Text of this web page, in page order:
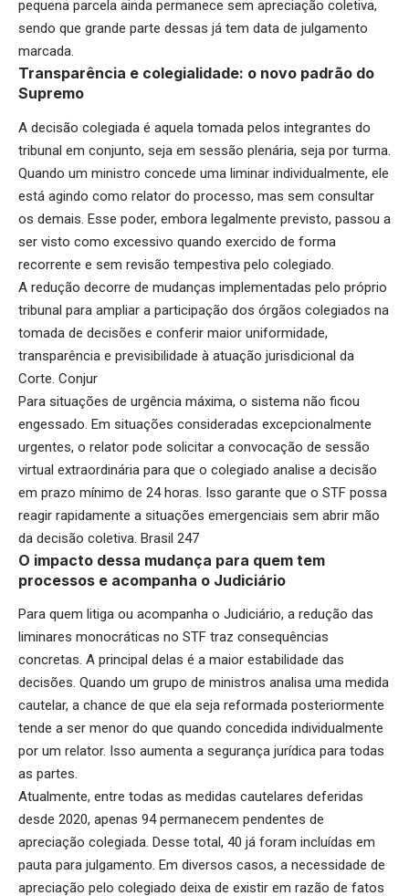
pequena parcela ainda permanece sem apreciação coletiva,
sendo que grande parte dessas já tem data de julgamento
marcada.
Transparência e colegialidade: o novo padrão do
Supremo
A decisão colegiada é aquela tomada pelos integrantes do
tribunal em conjunto, seja em sessão plenária, seja por turma.
Quando um ministro concede uma liminar individualmente, ele
está agindo como relator do processo, mas sem consultar
os demais. Esse poder, embora legalmente previsto, passou a
ser visto como excessivo quando exercido de forma
recorrente e sem revisão tempestiva pelo colegiado.
A redução decorre de mudanças implementadas pelo próprio
tribunal para ampliar a participação dos órgãos colegiados na
tomada de decisões e conferir maior uniformidade,
transparência e previsibilidade à atuação jurisdicional da
Corte. Conjur
Para situações de urgência máxima, o sistema não ficou
engessado. Em situações consideradas excepcionalmente
urgentes, o relator pode solicitar a convocação de sessão
virtual extraordinária para que o colegiado analise a decisão
em prazo mínimo de 24 horas. Isso garante que o STF possa
reagir rapidamente a situações emergenciais sem abrir mão
da decisão coletiva. Brasil 247
O impacto dessa mudança para quem tem
processos e acompanha o Judiciário
Para quem litiga ou acompanha o Judiciário, a redução das
liminares monocráticas no STF traz consequências
concretas. A principal delas é a maior estabilidade das
decisões. Quando um grupo de ministros analisa uma medida
cautelar, a chance de que ela seja reformada posteriormente
tende a ser menor do que quando concedida individualmente
por um relator. Isso aumenta a segurança jurídica para todas
as partes.
Atualmente, entre todas as medidas cautelares deferidas
desde 2020, apenas 94 permanecem pendentes de
apreciação colegiada. Desse total, 40 já foram incluídas em
pauta para julgamento. Em diversos casos, a necessidade de
apreciação pelo colegiado deixa de existir em razão de fatos